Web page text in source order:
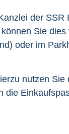
der SSR
Sie
oder im
nutzen Sie
die